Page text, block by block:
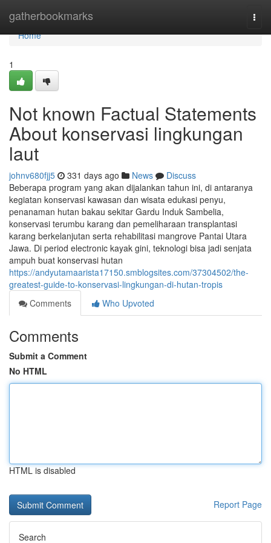
gatherbookmarks
Home
Home
1
Not known Factual Statements
About konservasi lingkungan
laut
johnv680fjj5 331 days ago News
Discuss
Beberapa program yang akan dijalankan tahun ini, di antaranya
kegiatan konservasi kawasan dan wisata edukasi penyu,
penanaman hutan bakau sekitar Gardu Induk Sambelia,
konservasi terumbu karang dan pemeliharaan transplantasi
karang berkelanjutan serta rehabilitasi mangrove Pantai Utara
Jawa. Di period electronic kayak gini, teknologi bisa jadi senjata
ampuh buat konservasi hutan
https://andyutamaarista17150.smblogsites.com/37304502/the-
greatest-guide-to-konservasi-lingkungan-di-hutan-tropis
Comments
Who Upvoted
Comments
Submit a Comment
No HTML
HTML is disabled
Report Page
Search